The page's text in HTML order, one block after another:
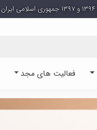
فعالیت های مجد